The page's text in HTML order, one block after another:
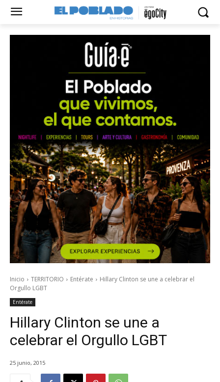
Inicio TERRITORIO Entérate
Hillary Clinton se une a celebrar el
Orgullo LGBT
Entérate
Hillary Clinton se une a
celebrar el Orgullo LGBT
25 junio, 2015